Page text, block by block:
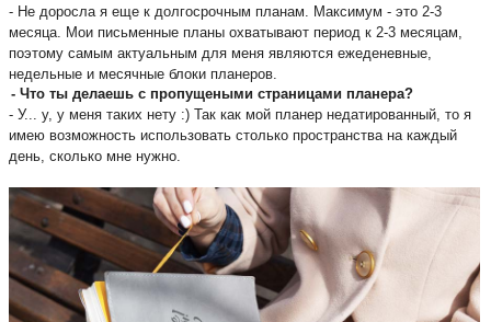
- Не доросла я еще к долгосрочным планам. Максимум - это 2-3
месяца. Мои письменные планы охватывают период к 2-3 месяцам,
поэтому самым актуальным для меня являются ежеденевные,
недельные и месячные блоки планеров.
- Что ты делаешь с пропущеными страницами планера?
- У... у, у меня таких нету :) Так как мой планер недатированный, то я
имею возможность использовать столько пространства на каждый
день, сколько мне нужно.